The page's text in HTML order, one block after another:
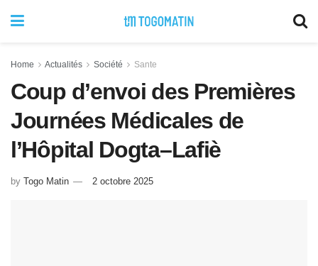
Home Actualités Société Sante
Coup d’envoi des Premières
Journées Médicales de
l’Hôpital Dogta–Lafiè
by Togo Matin 2 octobre 2025